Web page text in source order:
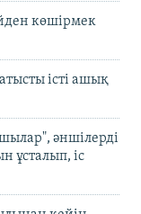
көшірмек
істі ашық
әншілерді
ұсталып, іс